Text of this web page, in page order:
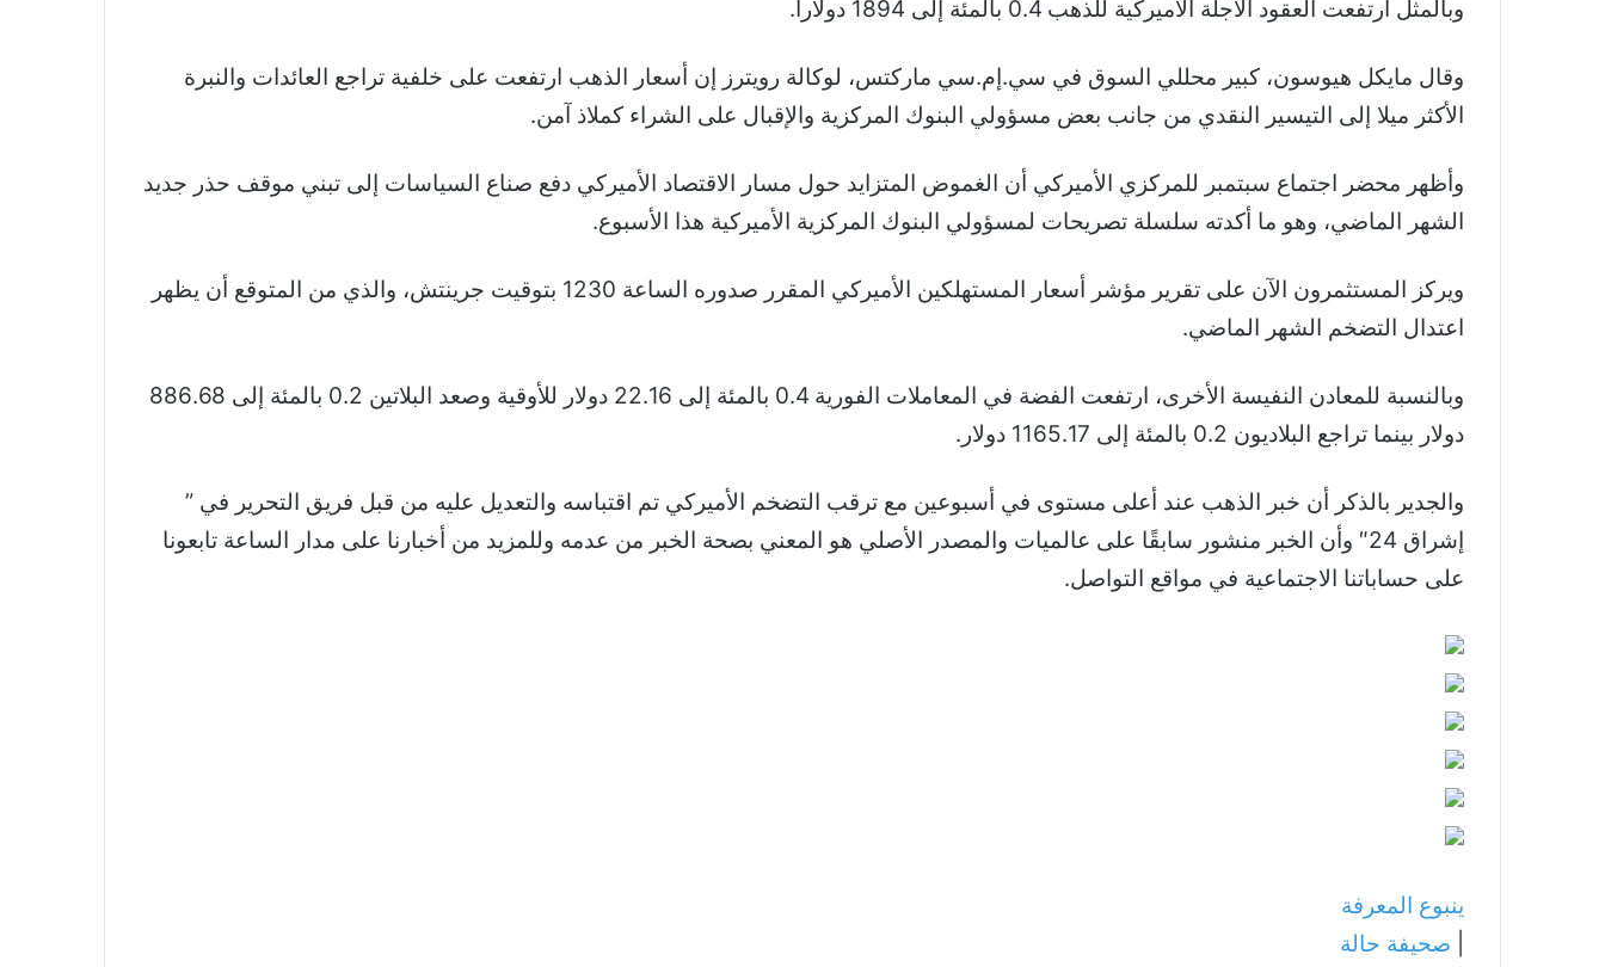
وبالمثل ارتفعت العقود الآجلة الأميركية للذهب 0.4 بالمئة إلى 1894 دولارا.
وقال مايكل هيوسون، كبير محللي السوق في سي.إم.سي ماركتس، لوكالة رويترز إن أسعار الذهب ارتفعت على خلفية تراجع العائدات والنبرة
الأكثر ميلا إلى التيسير النقدي من جانب بعض مسؤولي البنوك المركزية والإقبال على الشراء كملاذ آمن.
وأظهر محضر اجتماع سبتمبر للمركزي الأميركي أن الغموض المتزايد حول مسار الاقتصاد الأميركي دفع صناع السياسات إلى تبني موقف حذر جديد
الشهر الماضي، وهو ما أكدته سلسلة تصريحات لمسؤولي البنوك المركزية الأميركية هذا الأسبوع.
ويركز المستثمرون الآن على تقرير مؤشر أسعار المستهلكين الأميركي المقرر صدوره الساعة 1230 بتوقيت جرينتش، والذي من المتوقع أن يظهر
اعتدال التضخم الشهر الماضي.
وبالنسبة للمعادن النفيسة الأخرى، ارتفعت الفضة في المعاملات الفورية 0.4 بالمئة إلى 22.16 دولار للأوقية وصعد البلاتين 0.2 بالمئة إلى 886.68
دولار بينما تراجع البلاديون 0.2 بالمئة إلى 1165.17 دولار.
والجدير بالذكر أن خبر الذهب عند أعلى مستوى في أسبوعين مع ترقب التضخم الأميركي تم اقتباسه والتعديل عليه من قبل فريق التحرير في ”
إشراق 24″ وأن الخبر منشور سابقًا على عالميات والمصدر الأصلي هو المعني بصحة الخبر من عدمه وللمزيد من أخبارنا على مدار الساعة تابعونا
على حساباتنا الاجتماعية في مواقع التواصل.
ينبوع المعرفة
صحيفة حالة